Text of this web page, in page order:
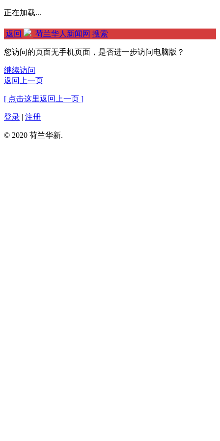
正在加载...
返回 荷兰华人新闻网 搜索
您访问的页面无手机页面，是否进一步访问电脑版？
继续访问
返回上一页
[ 点击这里返回上一页 ]
登录 | 注册
© 2020 荷兰华新.